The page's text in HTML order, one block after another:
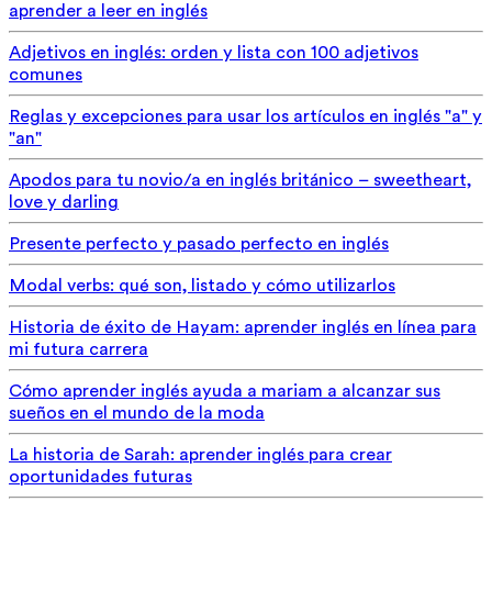
aprender a leer en inglés
Adjetivos en inglés: orden y lista con 100 adjetivos
comunes
Reglas y excepciones para usar los artículos en inglés "a" y
"an"
Apodos para tu novio/a en inglés británico – sweetheart,
love y darling
Presente perfecto y pasado perfecto en inglés
Modal verbs: qué son, listado y cómo utilizarlos
Historia de éxito de Hayam: aprender inglés en línea para
mi futura carrera
Cómo aprender inglés ayuda a mariam a alcanzar sus
sueños en el mundo de la moda
La historia de Sarah: aprender inglés para crear
oportunidades futuras